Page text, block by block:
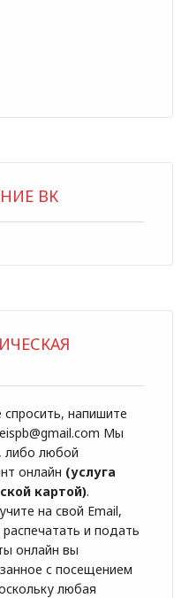
ВК
напишите
Мы
либо любой
онлайн (услуга
картой).
на свой Email,
и подать
онлайн вы
с посещением
любая